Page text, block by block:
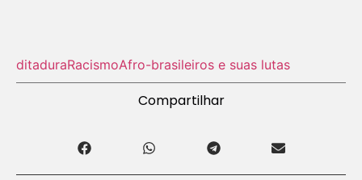
ditaduraRacismoAfro-brasileiros e suas lutas
Compartilhar